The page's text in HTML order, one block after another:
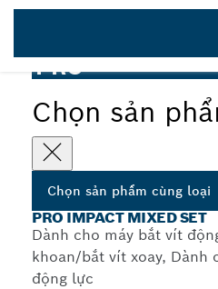
... PRO Impact Mixed Set, 35
PRO
Chọn sản
Chọn sản phẩm cùng loại
PRO IMPACT MIXED SET
Dành cho máy bắt vít
khoan/bắt vít xoay, Dành
động lực